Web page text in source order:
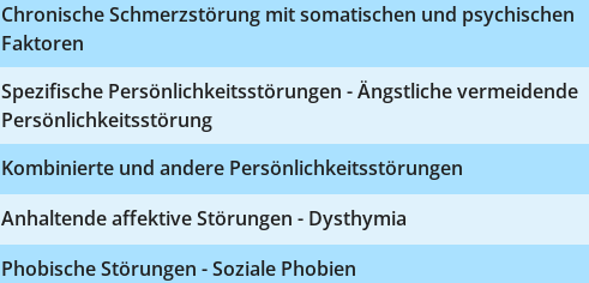
Chronische Schmerzstörung mit somatischen und psychischen
Faktoren
Spezifische Persönlichkeitsstörungen - Ängstliche vermeidende
Persönlichkeitsstörung
Kombinierte und andere Persönlichkeitsstörungen
Anhaltende affektive Störungen - Dysthymia
Phobische Störungen - Soziale Phobien